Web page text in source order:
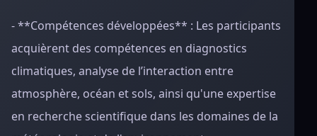
- **Compétences développées** : Les participants
acquièrent des compétences en diagnostics
climatiques, analyse de l’interaction entre
atmosphère, océan et sols, ainsi qu'une expertise
en recherche scientifique dans les domaines de la